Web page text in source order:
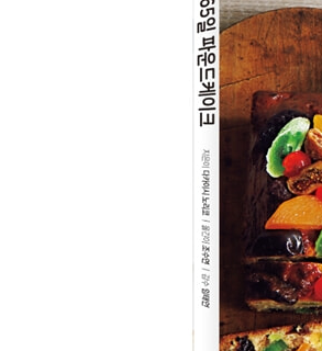
우와 봄 양배추[S]
서 더 맛있는 여름 케이크
크
시트론[G]
바질[H]
[Q]
케이크
카르다몸[H]
케이크[Q]
니 풍 초콜릿 바나나 케이크[Q]